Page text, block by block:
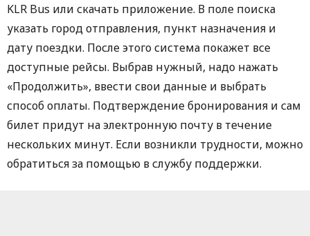
KLR Bus или скачать приложение. В поле поиска
указать город отправления, пункт назначения и
дату поездки. После этого система покажет все
доступные рейсы. Выбрав нужный, надо нажать
«Продолжить», ввести свои данные и выбрать
способ оплаты. Подтверждение бронирования и сам
билет придут на электронную почту в течение
нескольких минут. Если возникли трудности, можно
обратиться за помощью в службу поддержки.